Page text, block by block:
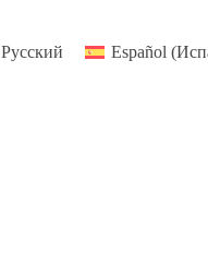
Русский Español (